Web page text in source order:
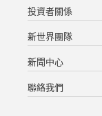
投資者關係
新世界團隊
新聞中心
聯絡我們